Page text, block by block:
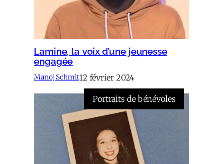
Lamine, la voix d’une jeunesse
engagée
Manoj Schmit12 février 2024
Portraits de bénévoles